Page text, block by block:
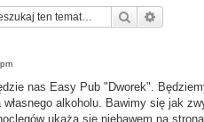
Szukaj
nas Easy Pub "Dworek".
alkoholu. Bawimy się jak
ukażą się niebawem na